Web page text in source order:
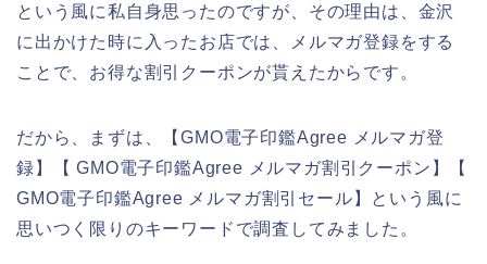
という風に私自身思ったのですが、その理由は、金沢
に出かけた時に入ったお店では、メルマガ登録をする
ことで、お得な割引クーポンが貰えたからです。
だから、まずは、【GMO電子印鑑Agree メルマガ登
録】【 GMO電子印鑑Agree メルマガ割引クーポン】【
GMO電子印鑑Agree メルマガ割引セール】という風に
思いつく限りのキーワードで調査してみました。